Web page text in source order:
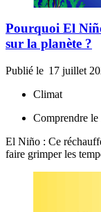
Pourquoi El
sur la planète ?
Publié le 17 juillet
Climat
Comprendre
El Niño : Ce
faire grimper les